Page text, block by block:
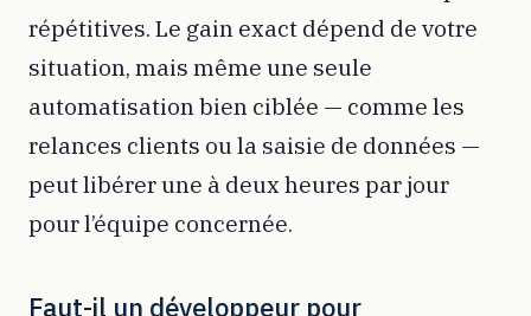
répétitives. Le gain exact dépend de votre
situation, mais même une seule
automatisation bien ciblée — comme les
relances clients ou la saisie de données —
peut libérer une à deux heures par jour
pour l’équipe concernée.
Faut-il un développeur pour